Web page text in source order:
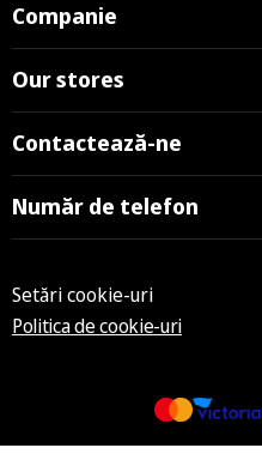
Companie
Our stores
Contactează-ne
Număr de telefon
Setări cookie-uri
Politica de cookie-uri